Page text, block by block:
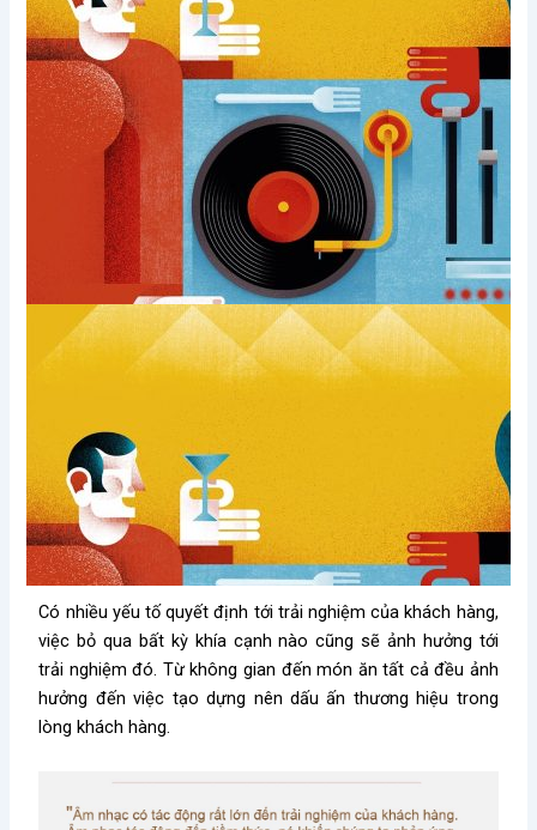
Có nhiều yếu tố quyết định tới trải nghiệm của khách hàng,
việc bỏ qua bất kỳ khía cạnh nào cũng sẽ ảnh hưởng tới
trải nghiệm đó. Từ không gian đến món ăn tất cả đều ảnh
hưởng đến việc tạo dựng nên dấu ấn thương hiệu trong
lòng khách hàng.